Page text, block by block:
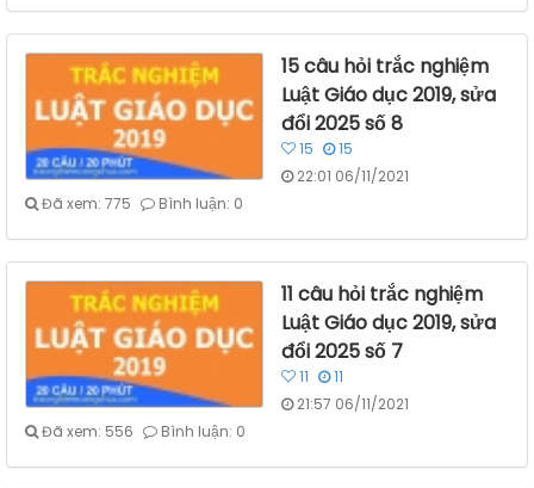
15 câu hỏi trắc nghiệm
Luật Giáo dục 2019, sửa
đổi 2025 số 8
15
15
22:01 06/11/2021
Đã xem: 775
Bình luận: 0
11 câu hỏi trắc nghiệm
Luật Giáo dục 2019, sửa
đổi 2025 số 7
11
11
21:57 06/11/2021
Đã xem: 556
Bình luận: 0